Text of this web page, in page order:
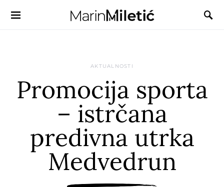
AKTUALNOSTI
Promocija sporta
– istrčana
predivna utrka
Medvedrun